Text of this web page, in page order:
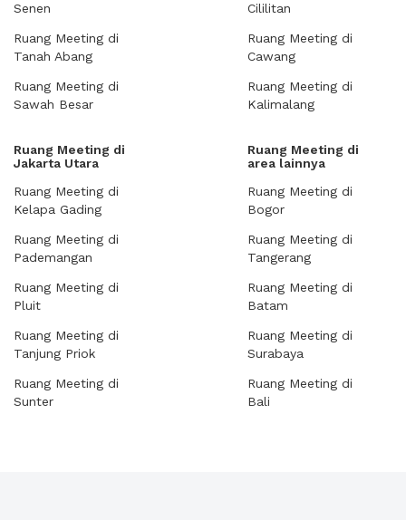
Senen
Ruang Meeting di
Tanah Abang
Ruang Meeting di
Sawah Besar
Cililitan
Ruang Meeting di
Cawang
Ruang Meeting di
Kalimalang
Ruang Meeting di
Jakarta Utara
Ruang Meeting di
Kelapa Gading
Ruang Meeting di
Pademangan
Ruang Meeting di
Pluit
Ruang Meeting di
Tanjung Priok
Ruang Meeting di
Sunter
Ruang Meeting di
area lainnya
Ruang Meeting di
Bogor
Ruang Meeting di
Tangerang
Ruang Meeting di
Batam
Ruang Meeting di
Surabaya
Ruang Meeting di
Bali